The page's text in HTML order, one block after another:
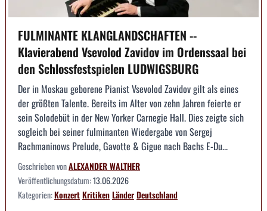
FULMINANTE KLANGLANDSCHAFTEN --
Klavierabend Vsevolod Zavidov im Ordenssaal bei
den Schlossfestspielen LUDWIGSBURG
Der in Moskau geborene Pianist Vsevolod Zavidov gilt als eines
der größten Talente. Bereits im Alter von zehn Jahren feierte er
sein Solodebüt in der New Yorker Carnegie Hall. Dies zeigte sich
sogleich bei seiner fulminanten Wiedergabe von Sergej
Rachmaninows Prelude, Gavotte & Gigue nach Bachs E-Du...
Geschrieben vonALEXANDER WALTHER
Veröffentlichungsdatum:13.06.2026
Kategorien:KonzertKritikenLänderDeutschland